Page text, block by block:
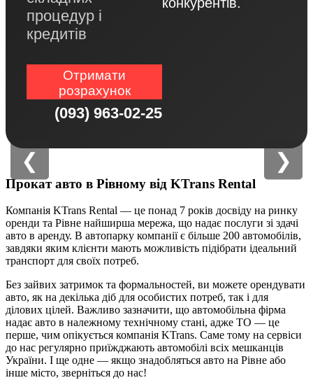
процедур і
кредитів
Отримати
розрахунок
(093) 963-02-25
Прокат авто в Рівному від KTrans Rental
Компанія KTrans Rental — це понад 7 років досвіду на ринку
оренди та Рівне найширша мережа, що надає послуги зі здачі
авто в аренду. В автопарку компанії є більше 200 автомобілів,
завдяки яким клієнти мають можливість підібрати ідеальний
транспорт для своїх потреб.
Без зайвих затримок та формальностей, ви можете орендувати
авто, як на декілька діб для особистих потреб, так і для
ділових цілей. Важливо зазначити, що автомобільна фірма
надає авто в належному технічному стані, адже ТО — це
перше, чим опікується компанія KTrans. Саме тому на сервіси
до нас регулярно приїжджають автомобілі всіх мешканців
України. І ще одне — якщо знадобляться авто на Рівне або
інше місто, зверніться до нас!
❮ ❯